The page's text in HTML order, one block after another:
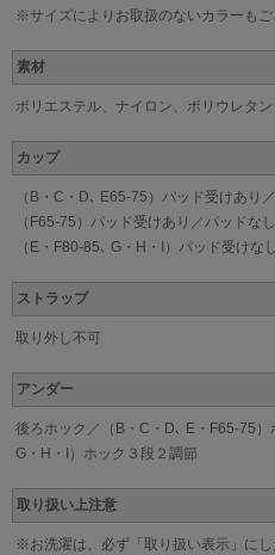
※サイズによりお取扱のないカラーもご
素材
ポリエステル、ナイロン、ポリウレタン
カップ
（B・C・D､ E65-75）パッド受けあ
（F65-75）パッド受けあり／パッドなし
（E・F80-85､ G・H・I）パッド受けなし
ストラップ
取り外し不可
アンダー
後ろホック／（B・C・D､ E・F65-75
G・H・I）ホック３段２調節
取り扱い上注意
※お洗濯は、必ず「取り扱い表示」にし